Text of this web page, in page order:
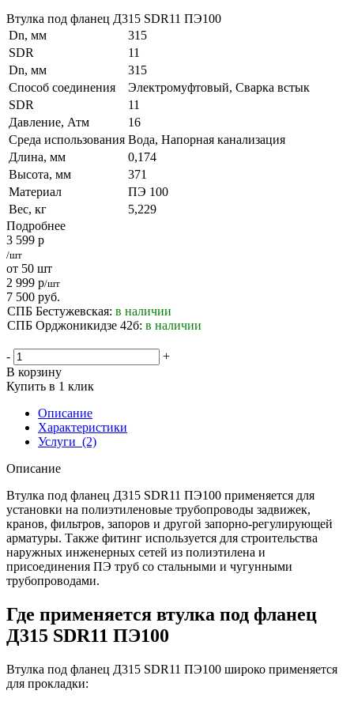
Втулка под фланец Д315 SDR11 ПЭ100
Dn, мм
315
SDR
11
Dn, мм
315
Способ соединения
Электромуфтовый, Сварка встык
SDR
11
Давление, Атм
16
Среда использования Вода, Напорная канализация
Длина, мм
0,174
Высота, мм
371
Материал
ПЭ 100
Вес, кг
5,229
Подробнее
3 599 р
/шт
от 50 шт
2 999 р/шт
7 500 руб.
СПБ Бестужевская: в наличии
СПБ Орджоникидзе 42б: в наличии
-
+
В корзину
Купить в 1 клик
Описание
Характеристики
Услуги (2)
Описание
Втулка под фланец Д315 SDR11 ПЭ100 применяется для
установки на полиэтиленовые трубопроводы задвижек,
кранов, фильтров, запоров и другой запорно-регулирующей
арматуры. Также фитинг используется для строительства
наружных инженерных сетей из полиэтилена и
присоединения ПЭ труб со стальными и чугунными
трубопроводами.
Где применяется втулка под фланец
Д315 SDR11 ПЭ100
Втулка под фланец Д315 SDR11 ПЭ100 широко применяется
для прокладки: